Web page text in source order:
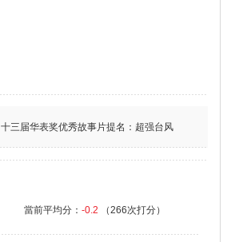
十三届华表奖优秀故事片提名：超强台风
當前平均分： -0.2 （266次打分）